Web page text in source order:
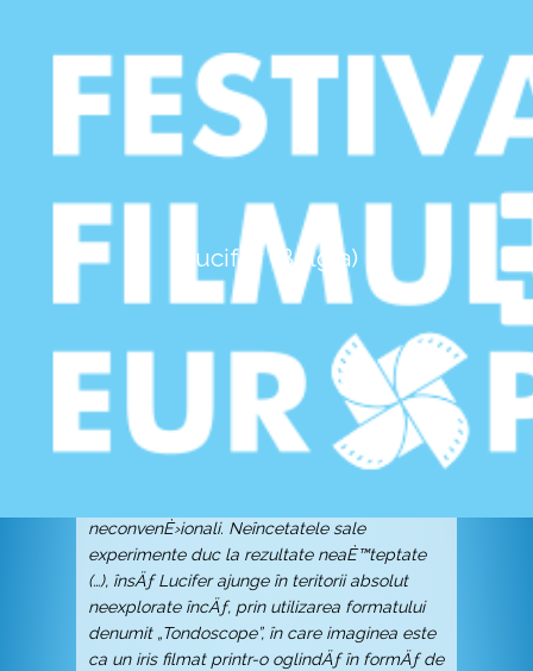
Lucifer (Belgia)
Lucifer
Bucureşti - Centrul Ceh (09-05-2017 20.30)
Belgia / Mexic, 2014, 110'
Regia È™i scenariul
: Gust Van den Berghe
Imaginea
: Hans Bruch Jr.
Muzica: Wim Coryn
Cu: María Acosta, Jeronimo Soto Bravo,
Norma Pablo, Gabino Rodríguez
Distribuit de
: ND Mantarraya
Nu sunt mulÈ›i autori care sÄƒ merite mai
neconvenÈ›ionali. Neîncetatele sale
experimente duc la rezultate neaÈ™teptate
(…), însÄƒ Lucifer ajunge în teritorii absolut
neexplorate încÄƒ, prin utilizarea formatului
denumit „Tondoscope”, în care imaginea este
ca un iris filmat printr-o oglindÄƒ în formÄƒ de